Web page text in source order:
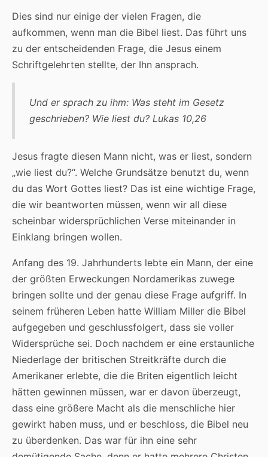
Dies sind nur einige der vielen Fragen, die
aufkommen, wenn man die Bibel liest. Das führt uns
zu der entscheidenden Frage, die Jesus einem
Schriftgelehrten stellte, der Ihn ansprach.
Und er sprach zu ihm: Was steht im Gesetz
geschrieben? Wie liest du? Lukas 10,26
Jesus fragte diesen Mann nicht, was er liest, sondern
„wie liest du?“. Welche Grundsätze benutzt du, wenn
du das Wort Gottes liest? Das ist eine wichtige Frage,
die wir beantworten müssen, wenn wir all diese
scheinbar widersprüchlichen Verse miteinander in
Einklang bringen wollen.
Anfang des 19. Jahrhunderts lebte ein Mann, der eine
der größten Erweckungen Nordamerikas zuwege
bringen sollte und der genau diese Frage aufgriff. In
seinem früheren Leben hatte William Miller die Bibel
aufgegeben und geschlussfolgert, dass sie voller
Widersprüche sei. Doch nachdem er eine erstaunliche
Niederlage der britischen Streitkräfte durch die
Amerikaner erlebte, die die Briten eigentlich leicht
hätten gewinnen müssen, war er davon überzeugt,
dass eine größere Macht als die menschliche hier
gewirkt haben muss, und er beschloss, die Bibel neu
zu überdenken. Das war für ihn eine sehr